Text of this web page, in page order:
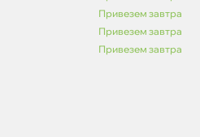
Привезем завтра
Привезем завтра
Привезем завтра